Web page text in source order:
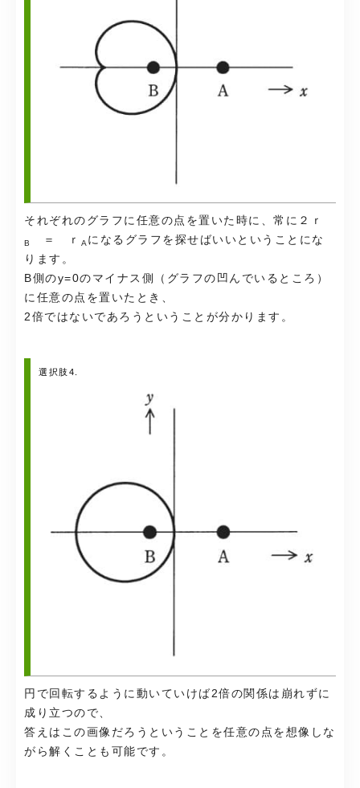
それぞれのグラフに任意の点を置いた時に、常に２ｒ
B ＝ ｒ A になるグラフを探せばいいということにな
ります。
B側のy=0のマイナス側（グラフの凹んでいるところ）
に任意の点を置いたとき、
2倍ではないであろうということが分かります。
選択肢4.
円で回転するように動いていけば2倍の関係は崩れずに
成り立つので、
答えはこの画像だろうということを任意の点を想像しな
がら解くことも可能です。